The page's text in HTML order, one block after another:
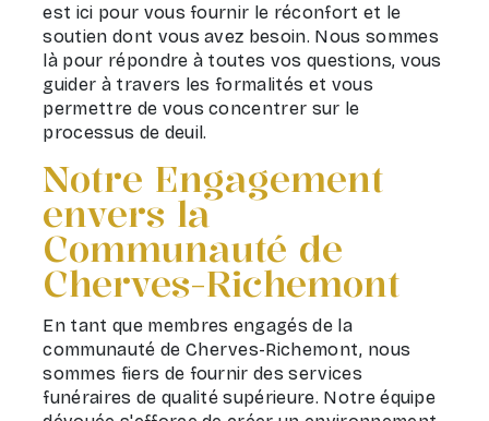
est ici pour vous fournir le réconfort et le
soutien dont vous avez besoin. Nous sommes
là pour répondre à toutes vos questions, vous
guider à travers les formalités et vous
permettre de vous concentrer sur le
processus de deuil.
Notre Engagement
envers la
Communauté de
Cherves-Richemont
En tant que membres engagés de la
communauté de Cherves-Richemont, nous
sommes fiers de fournir des services
funéraires de qualité supérieure. Notre équipe